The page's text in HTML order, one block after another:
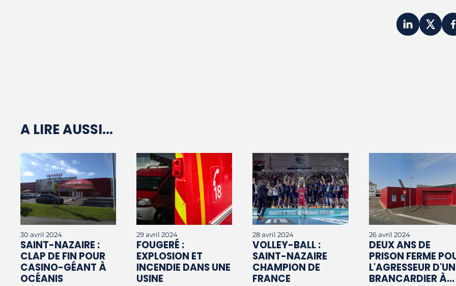
A LIRE AUSSI...
30 avril 2024
SAINT-NAZAIRE :
CLAP DE FIN POUR
CASINO-GÉANT À
OCÉANIS
29 avril 2024
FOUGERÉ :
EXPLOSION ET
INCENDIE DANS UNE
USINE
28 avril 2024
VOLLEY-BALL :
SAINT-NAZAIRE
CHAMPION DE
FRANCE
26 avril 2024
DEUX ANS DE
PRISON FERME
L'AGRESSEUR D'UN
BRANCARDIER À...